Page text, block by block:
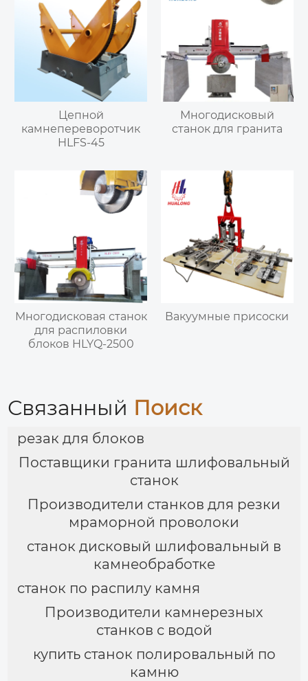
Цепной
камнепереворотчик
HLFS-45
Многодисковый
станок для гранита
Многодисковая станок
для распиловки
блоков HLYQ-2500
Вакуумные присоски
Связанный Поиск
резак для блоков
Поставщики гранита шлифовальный
станок
Производители станков для резки
мраморной проволоки
станок дисковый шлифовальный в
камнеобработке
станок по распилу камня
Производители камнерезных
станков с водой
купить станок полировальный по
камню